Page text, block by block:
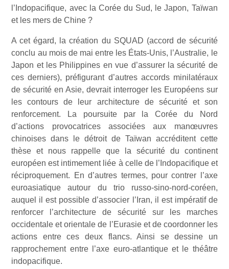
l’Indopacifique, avec la Corée du Sud, le Japon, Taïwan
et les mers de Chine ?
A cet égard, la création du SQUAD (accord de sécurité
conclu au mois de mai entre les États-Unis, l’Australie, le
Japon et les Philippines en vue d’assurer la sécurité de
ces derniers), préfigurant d’autres accords minilatéraux
de sécurité en Asie, devrait interroger les Européens sur
les contours de leur architecture de sécurité et son
renforcement. La poursuite par la Corée du Nord
d’actions provocatrices associées aux manœuvres
chinoises dans le détroit de Taïwan accréditent cette
thèse et nous rappelle que la sécurité du continent
européen est intimement liée à celle de l’Indopacifique et
réciproquement. En d’autres termes, pour contrer l’axe
euroasiatique autour du trio russo-sino-nord-coréen,
auquel il est possible d’associer l’Iran, il est impératif de
renforcer l’architecture de sécurité sur les marches
occidentale et orientale de l’Eurasie et de coordonner les
actions entre ces deux flancs. Ainsi se dessine un
rapprochement entre l’axe euro-atlantique et le théâtre
indopacifique.